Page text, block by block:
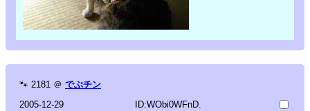
🐾 2181 ＠ でぶチン
2005-12-29
ID:WObi0WFnD.